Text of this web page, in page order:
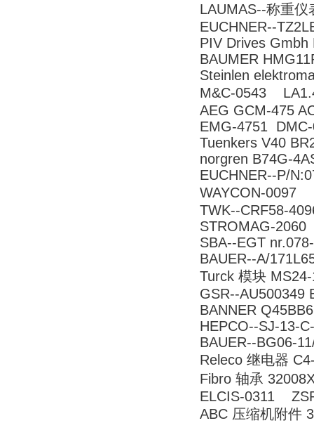
LAUMAS--称重仪
EUCHNER--
PIV Drives Gmbh
BAUMER
Steinlen
M&C-0543
AEG GCM-475
EMG-4751
Tuenkers V40
norgren B74G-
EUCHNER--P/
WAYCON-0097
TWK--CRF58-
STROMAG-
SBA--EGT
BAUER--A/
Turck 模块
GSR--AU500349
BANNER
HEPCO--SJ-13-
BAUER--BG06-
Releco 继电器
Fibro 轴承
ELCIS-0311
ABC 压缩机附件